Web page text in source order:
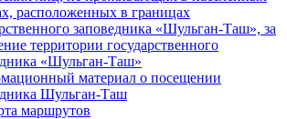
расположенных в границах
заповедника «Шульган-Таш», за
территории государственного
«Шульган-Таш»
материал о посещении
Шульган-Таш
маршрутов